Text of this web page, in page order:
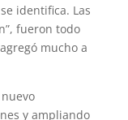
identifica. Las
fueron todo
mucho a
y ampliando